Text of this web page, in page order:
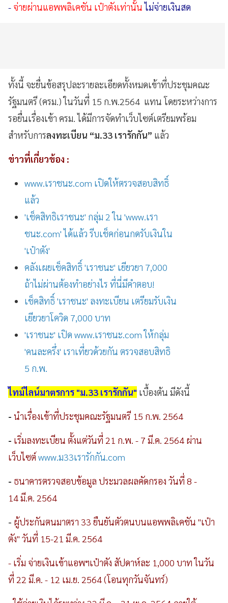
- จ่ายผ่านแอพพลิเคชัน เป๋าตังเท่านั้น ไม่จ่ายเงินสด
ทั้งนี้ จะยื่นข้อสรุปละรายละเอียดทั้งหมดเข้าที่ประชุมคณะ
รัฐมนตรี(ครม.)ในวันที่ 15 ก.พ.2564 แทน โดยระหว่างการ
รอยื่นเรื่องเข้า ครม.ได้มีการจัดทำเว็บไซต์เตรียมพร้อม
สำหรับการลงทะเบียน “ม.33 เรารักกัน” แล้ว
ข่าวที่เกี่ยวข้อง :
www.เราชนะ.com เปิดให้ตรวจสอบสิทธิ์
แล้ว
'เช็คสิทธิเราชนะ' กลุ่ม 2 ใน 'www.เรา
ชนะ.com' ได้แล้ว รีบเช็คก่อนกดรับเงินใน
'เป๋าตัง'
คลังเผยเช็คสิทธิ์ 'เราชนะ' เยียวยา 7,000
ถ้าไม่ผ่านต้องทำอย่างไร ที่นี่มีคำตอบ!
เช็คสิทธิ์ 'เราชนะ' ลงทะเบียน เตรียมรับเงิน
เยียวยาโควิด 7,000 บาท
'เราชนะ' เปิด www.เราชนะ.com ให้กลุ่ม
'คนละครึ่ง' เราเที่ยวด้วยกัน ตรวจสอบสิทธิ
5 ก.พ.
ไทม์ไลน์มาตรการ "ม.33 เรารักกัน" เบื้องต้น มีดังนี้
- นำเรื่องเข้าที่ประชุมคณะรัฐมนตรี 15 ก.พ. 2564
- เริ่มลงทะเบียน ตั้งแต่วันที่ 21 ก.พ. - 7 มี.ค. 2564 ผ่าน
เว็บไซต์ www.ม33เรารักกัน.com
- ธนาคารตรวจสอบข้อมูล ประมวลผลคัดกรอง วันที่ 8 -
14มี.ค. 2564
- ผู้ประกันตนมาตรา 33 ยืนยันตัวตนบนแอพพลิเคชัน "เป๋า
ตัง" วันที่ 15-21 มี.ค. 2564
- เริ่ม จ่ายเงินเข้าแอพฯเป๋าตัง สัปดาห์ละ 1,000 บาท ในวัน
ที่ 22 มี.ค. - 12 เม.ย. 2564 (โอนทุกวันจันทร์)